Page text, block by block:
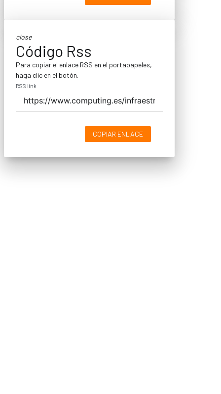
close
Código Rss
Para copiar el enlace RSS en el portapapeles,
haga clic en el botón.
RSS link
COPIAR ENLACE